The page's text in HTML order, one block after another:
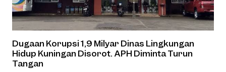
Dugaan Korupsi 1,9 Milyar Dinas Lingkungan
Hidup Kuningan Disorot. APH Diminta Turun
Tangan